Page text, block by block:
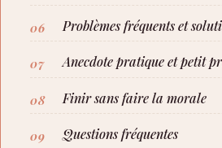
Problèmes fréquents et
Anecdote pratique et petit
Finir sans faire la morale
Questions fréquentes